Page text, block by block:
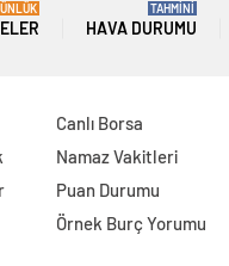
HAVA DURUMU
TAHMİNİ
Canlı Borsa
Namaz Vakitleri
Puan Durumu
Örnek Burç Yorumu